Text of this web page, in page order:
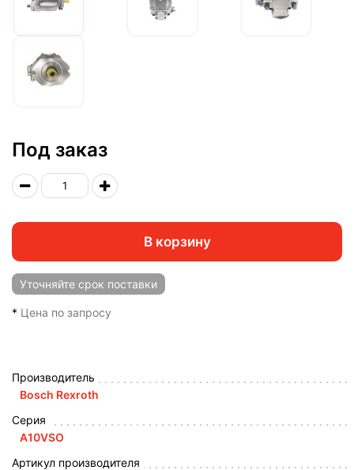
Под заказ
В корзину
Уточняйте срок поставки
* Цена по запросу
Производитель
Bosch Rexroth
Серия
A10VSO
Артикул производителя